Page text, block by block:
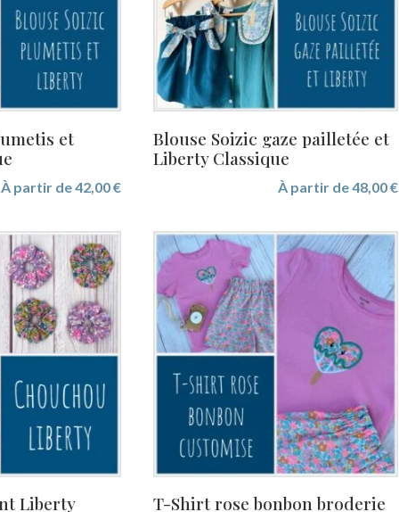
et
À partir de42,00€
Blouse Soizic gaze pailletée et
Liberty Classique
À partir de48,00€
Liberty
T-Shirt rose bonbon broderie